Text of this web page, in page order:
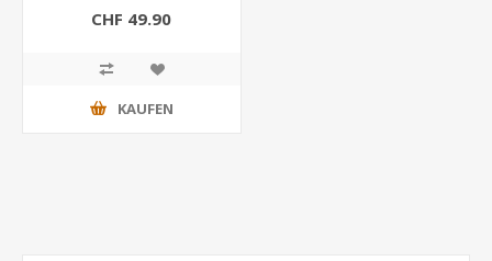
CHF 49.90
KAUFEN